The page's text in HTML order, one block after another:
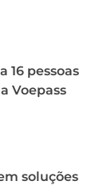
16 pessoas
Voepass
soluções